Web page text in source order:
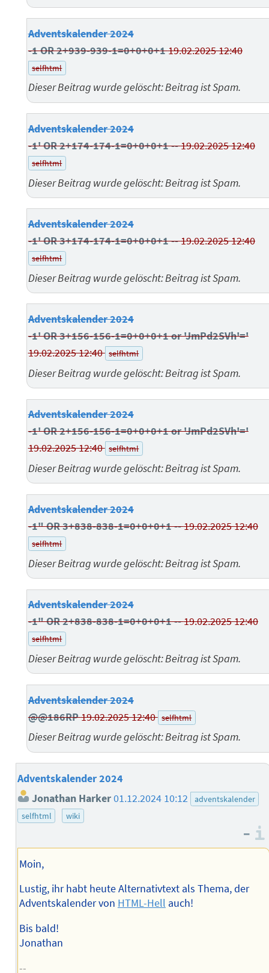
Adventskalender 2024
-1 OR 2+939-939-1=0+0+0+119.02.2025 12:40
selfhtml
Dieser Beitrag wurde gelöscht: Beitrag ist Spam.
Adventskalender 2024
-1' OR 2+174-174-1=0+0+0+1 --19.02.2025 12:40
selfhtml
Dieser Beitrag wurde gelöscht: Beitrag ist Spam.
Adventskalender 2024
-1' OR 3+174-174-1=0+0+0+1 --19.02.2025 12:40
selfhtml
Dieser Beitrag wurde gelöscht: Beitrag ist Spam.
Adventskalender 2024
-1' OR 3+156-156-1=0+0+0+1 or 'JmPd2SVh'='
19.02.2025 12:40 selfhtml
Dieser Beitrag wurde gelöscht: Beitrag ist Spam.
Adventskalender 2024
-1' OR 2+156-156-1=0+0+0+1 or 'JmPd2SVh'='
19.02.2025 12:40 selfhtml
Dieser Beitrag wurde gelöscht: Beitrag ist Spam.
Adventskalender 2024
-1" OR 3+838-838-1=0+0+0+1 --19.02.2025 12:40
selfhtml
Dieser Beitrag wurde gelöscht: Beitrag ist Spam.
Adventskalender 2024
-1" OR 2+838-838-1=0+0+0+1 --19.02.2025 12:40
selfhtml
Dieser Beitrag wurde gelöscht: Beitrag ist Spam.
Adventskalender 2024
@@186RP19.02.2025 12:40 selfhtml
Dieser Beitrag wurde gelöscht: Beitrag ist Spam.
Adventskalender 2024
Jonathan Harker01.12.2024 10:12
adventskalender
selfhtml
wiki
–
Moin,
Lustig, ihr habt heute Alternativtext als Thema, der
Adventskalender von HTML-Hell auch!
Bis bald!
Jonathan
--